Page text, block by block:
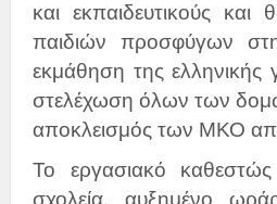
και εκπαιδευτικούς
παιδιών προσφύγων
εκμάθηση της ελληνικής
στελέχωση όλων των
αποκλεισμός των ΜΚΟ από
Το εργασιακό
σχολεία, αυξημένο